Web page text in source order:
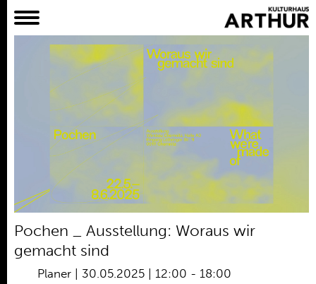
Kreativangebote
Aktuelles
Projekte
Verein
Pochen _ Ausstellung: Woraus wir
gemacht sind
Planer 30.05.2025 | 12:00 - 18:00